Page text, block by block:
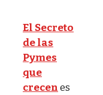
El Secreto
de las
Pymes
que
crecenes